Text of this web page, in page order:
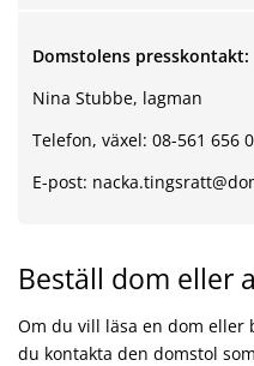
Domstolens presskontakt:
Nina Stubbe, lagman
Telefon, växel: 08-561 656
E-post:
Beställ dom eller
Om du vill läsa en dom eller
du kontakta den domstol